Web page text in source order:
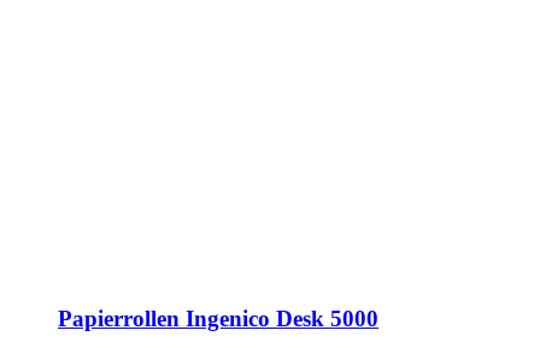
Papierrollen Ingenico Desk 5000